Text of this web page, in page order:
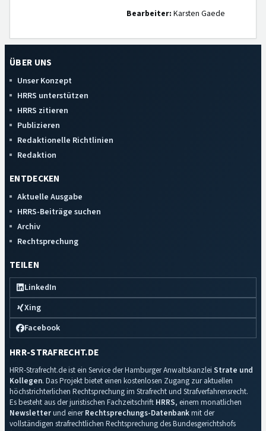
Bearbeiter: Karsten Gaede
ÜBER UNS
Unser Konzept
HRRS unterstützen
HRRS zitieren
Publizieren
Redaktionelle Richtlinien
Redaktion
ENTDECKEN
Aktuelle Ausgabe
HRRS-Beiträge suchen
Archiv
Rechtsprechung
TEILEN
LinkedIn
Xing
Facebook
HRR-STRAFRECHT.DE
HRR-Strafrecht.de ist ein Service der Hamburger Anwaltskanzlei Strate und
Kollegen. Das Projekt bietet einen kostenlosen Zugang zur aktuellen
höchstrichterlichen Rechtsprechung im Strafrecht und Strafverfahrensrecht.
Es besteht aus der juristischen Fachzeitschrift HRRS, einem monatlichen
Newsletterund einerRechtsprechungs-Datenbankmit der
vollständigen strafrechtlichen Rechtsprechung des Bundesgerichtshofs